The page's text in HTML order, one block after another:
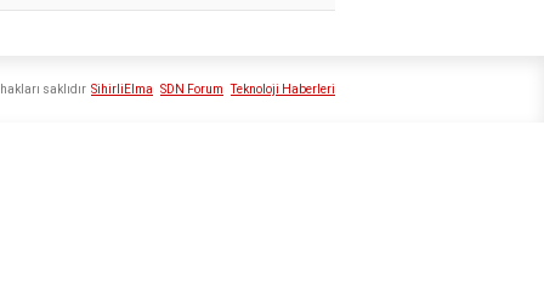
SihirliElma SDN Forum Teknoloji Haberleri
saklıdır